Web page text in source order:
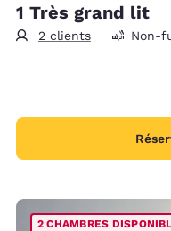
1 Très grand lit
2 clients Non-
2 CHAMBRES